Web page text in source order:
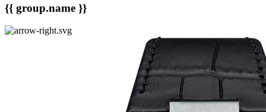
{{ group.name }}